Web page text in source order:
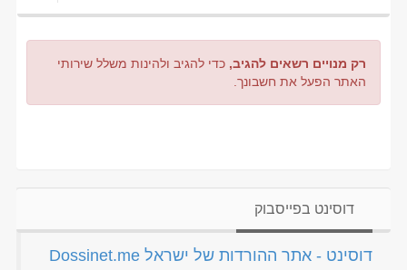
רק מנויים רשאים להגיב, כדי להגיב ולהינות משלל שירותי
האתר הפעל את חשבונך.
דוסינט בפייסבוק
‏דוסינט - אתר ההורדות של ישראל Dossinet.me‏